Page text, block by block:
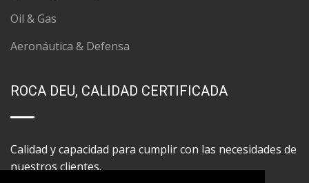
Oil & Gas
Aeronáutica & Defensa
ROCA DEU, CALIDAD CERTIFICADA
Calidad y capacidad para cumplir con las necesidades de
nuestros clientes.